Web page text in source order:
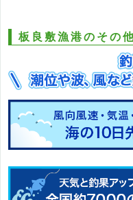
板良敷漁港のその